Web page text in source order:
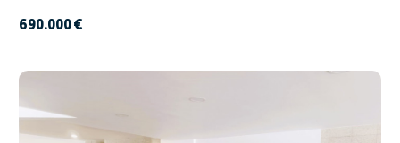
690.000 €